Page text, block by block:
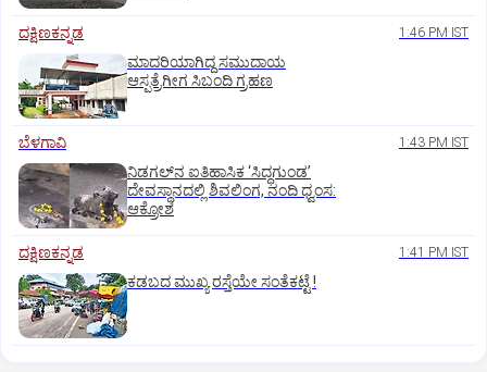
ದಕ್ಷಿಣಕನ್ನಡ 1:46 PM IST
ಮಾದರಿಯಾಗಿದ್ದ ಸಮುದಾಯ
ಆಸ್ಪತ್ರೆಗೀಗ ಸಿಬಂದಿ ಗ್ರಹಣ
ಬೆಳಗಾವಿ 1:43 PM IST
ನಿಡಗಲ್‌ನ ಐತಿಹಾಸಿಕ ‘ಸಿದ್ಧಗುಂಡ’
ದೇವಸ್ಥಾನದಲ್ಲಿ ಶಿವಲಿಂಗ, ನಂದಿ ಧ್ವಂಸ:
ಆಕ್ರೋಶ
ದಕ್ಷಿಣಕನ್ನಡ 1:41 PM IST
ಕಡಬದ ಮುಖ್ಯ ರಸ್ತೆಯೇ ಸಂತೆಕಟ್ಟೆ !